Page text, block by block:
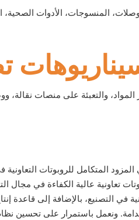
المنسوجات، الأدوات الصحية،
والتعبئة على منصات نقالة،